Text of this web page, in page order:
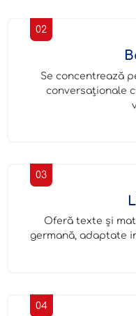
Se concentrează
conversaționale
02
Oferă texte și
germană, adaptate
03
04